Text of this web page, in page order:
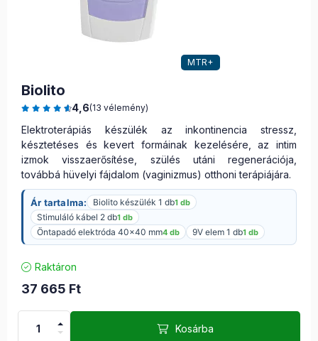
MTR+
Biolito
4,6(13 vélemény)
Elektroterápiás készülék az inkontinencia stressz,
késztetéses és kevert formáinak kezelésére, az intim
izmok visszaerősítése, szülés utáni regenerációja,
továbbá hüvelyi fájdalom (vaginizmus) otthoni terápiájára.
Ár tartalma: Biolito készülék 1 db1 db
Stimuláló kábel 2 db1 db
Öntapadó elektróda 40×40 mm4 db 9V elem 1 db1 db
Raktáron
37 665 Ft
Kosárba